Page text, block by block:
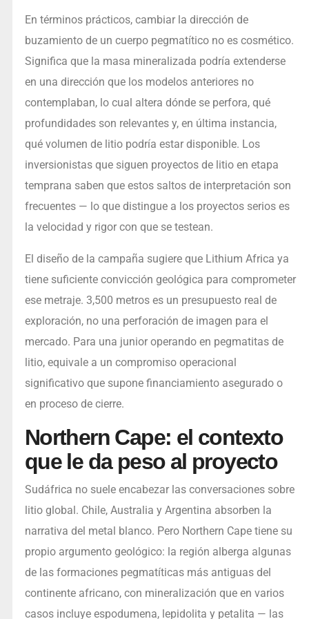
En términos prácticos, cambiar la dirección de
buzamiento de un cuerpo pegmatítico no es cosmético.
Significa que la masa mineralizada podría extenderse
en una dirección que los modelos anteriores no
contemplaban, lo cual altera dónde se perfora, qué
profundidades son relevantes y, en última instancia,
qué volumen de litio podría estar disponible. Los
inversionistas que siguen proyectos de litio en etapa
temprana saben que estos saltos de interpretación son
frecuentes — lo que distingue a los proyectos serios es
la velocidad y rigor con que se testean.
El diseño de la campaña sugiere que Lithium Africa ya
tiene suficiente convicción geológica para comprometer
ese metraje. 3,500 metros es un presupuesto real de
exploración, no una perforación de imagen para el
mercado. Para una junior operando en pegmatitas de
litio, equivale a un compromiso operacional
significativo que supone financiamiento asegurado o
en proceso de cierre.
Northern Cape: el contexto
que le da peso al proyecto
Sudáfrica no suele encabezar las conversaciones sobre
litio global. Chile, Australia y Argentina absorben la
narrativa del metal blanco. Pero Northern Cape tiene su
propio argumento geológico: la región alberga algunas
de las formaciones pegmatíticas más antiguas del
continente africano, con mineralización que en varios
casos incluye espodumena, lepidolita y petalita — las